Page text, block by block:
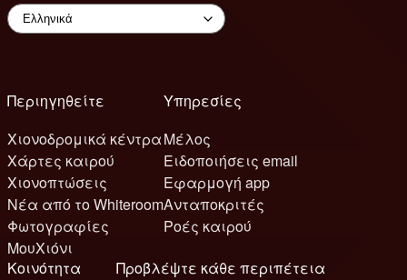
Περιηγηθείτε
Χιονοδρομικά κέντρα
Χάρτες καιρού
Χιονοπτώσεις
Νέα από το Whiteroom
Φωτογραφίες
ΜουΧιόνι
Υπηρεσίες
Μέλος
Ειδοποιήσεις email
Εφαρμογή app
Ανταποκριτές
Ροές καιρού
Κοινότητα
Προβλέψτε κάθε περιπέτεια